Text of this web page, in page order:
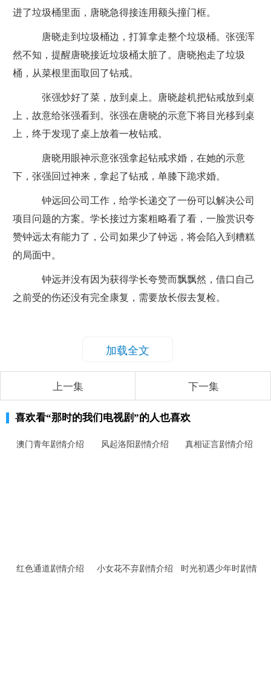
进了垃圾桶里面，唐晓急得接连用额头撞门框。
唐晓走到垃圾桶边，打算拿走整个垃圾桶。张强浑
然不知，提醒唐晓接近垃圾桶太脏了。唐晓抱走了垃圾
桶，从菜根里面取回了钻戒。
张强炒好了菜，放到桌上。唐晓趁机把钻戒放到桌
上，故意给张强看到。张强在唐晓的示意下将目光移到桌
上，终于发现了桌上放着一枚钻戒。
唐晓用眼神示意张强拿起钻戒求婚，在她的示意
下，张强回过神来，拿起了钻戒，单膝下跪求婚。
钟远回公司工作，给学长递交了一份可以解决公司
项目问题的方案。学长接过方案粗略看了看，一脸赏识夸
赞钟远太有能力了，公司如果少了钟远，将会陷入到糟糕
的局面中。
钟远并没有因为获得学长夸赞而飘飘然，借口自己
之前受的伤还没有完全康复，需要放长假去复检。
加载全文
上一集 下一集
喜欢看“那时的我们电视剧”的人也喜欢
澳门青年剧情介绍 风起洛阳剧情介绍 真相证言剧情介绍
红色通道剧情介绍 小女花不弃剧情介绍
时光初遇少年时剧情